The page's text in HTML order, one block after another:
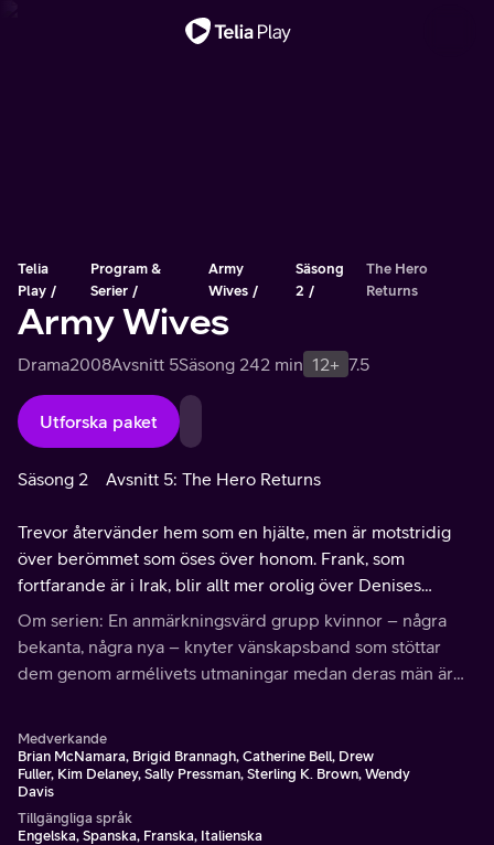
Telia
Play
Program &
Serier
Army
Wives
Säsong
2
The Hero
Returns
Army Wives
Drama2008Avsnitt 5Säsong 242 min 12+ 7.5
Utforska paket
Säsong 2 Avsnitt 5: The Hero Returns
Trevor återvänder hem som en hjälte, men är motstridig
över berömmet som öses över honom. Frank, som
fortfarande är i Irak, blir allt mer orolig över Denises
nyfunna oberoende, särskilt hennes förkärlek för sin nya
motorcykel.
Om serien: En anmärkningsvärd grupp kvinnor – några
bekanta, några nya – knyter vänskapsband som stöttar
dem genom armélivets utmaningar medan deras män är
Medverkande
Brian McNamara, Brigid Brannagh, Catherine Bell, Drew
Fuller, Kim Delaney, Sally Pressman, Sterling K. Brown, Wendy
Davis
Tillgängliga språk
Engelska, Spanska, Franska, Italienska